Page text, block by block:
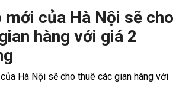
mới của Hà Nội sẽ cho
hàng với giá 2